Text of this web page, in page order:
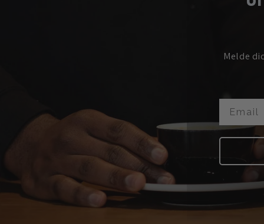
Melde